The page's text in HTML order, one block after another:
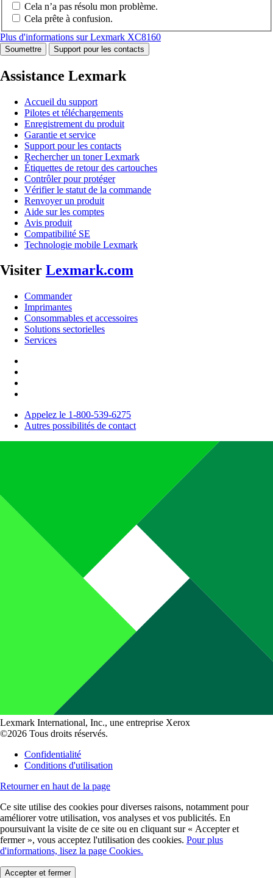
Cela n’a pas résolu mon problème.
Cela prête à confusion.
Plus d'informations sur Lexmark XC8160
Soumettre Support pour les contacts
Assistance Lexmark
Accueil du support
Pilotes et téléchargements
Enregistrement du produit
Garantie et service
Support pour les contacts
Rechercher un toner Lexmark
Étiquettes de retour des cartouches
Contrôler pour protéger
Vérifier le statut de la commande
Renvoyer un produit
Aide sur les comptes
Avis produit
Compatibilité SE
Technologie mobile Lexmark
Visiter Lexmark.com
Commander
Imprimantes
Consommables et accessoires
Solutions sectorielles
Services
Appelez le 1-800-539-6275
Autres possibilités de contact
Lexmark International, Inc., une entreprise Xerox
©2026 Tous droits réservés.
Confidentialité
Conditions d'utilisation
Retourner en haut de la page
Ce site utilise des cookies pour diverses raisons, notamment pour
améliorer votre utilisation, vos analyses et vos publicités. En
poursuivant la visite de ce site ou en cliquant sur « Accepter et
fermer », vous acceptez l'utilisation des cookies. Pour plus
d'informations, lisez la page Cookies.
Accepter et fermer